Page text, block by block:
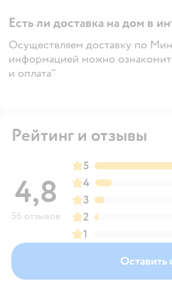
Есть ли доставка на дом в
Осуществляем доставку по
информацией можно
и оплата"
Рейтинг и отзывы
4,8
56 отзывов
5
4
3
2
1
Оставить